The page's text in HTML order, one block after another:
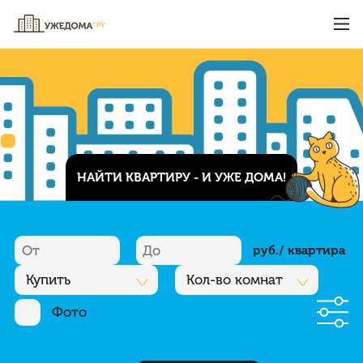
НАЙТИ КВАРТИРУ - И УЖЕ ДОМА!
Купить Кол-во комнат
руб./ квартира
Фото